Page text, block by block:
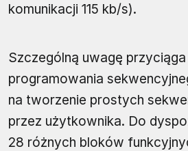
komunikacji 115 kb/s).
Szczególną uwagę
programowania
na tworzenie prostych
przez użytkownika. Do
28 różnych bloków